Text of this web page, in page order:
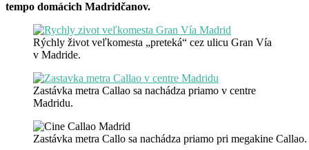
tempo domácich Madridčanov.
Rýchly život veľkomesta „preteká“ cez ulicu Gran Vía
v Madride.
Zastávka metra Callao sa nachádza priamo v centre
Madridu.
Zastávka metra Callo sa nachádza priamo pri megakine Callao.